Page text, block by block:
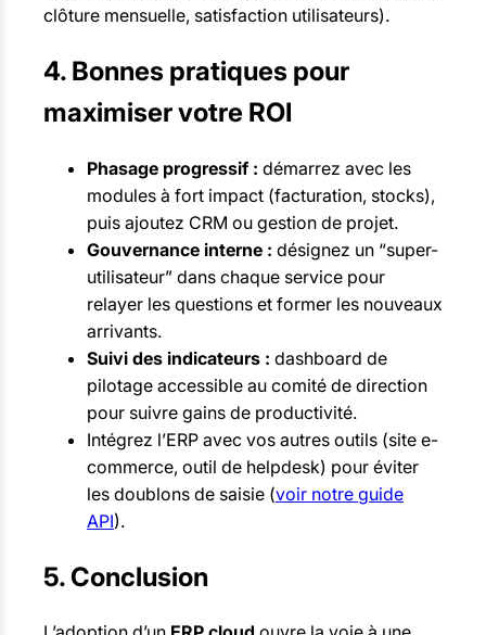
clôture mensuelle, satisfaction utilisateurs).
4. Bonnes pratiques pour
maximiser votre ROI
Phasage progressif : démarrez avec les
modules à fort impact (facturation, stocks),
puis ajoutez CRM ou gestion de projet.
Gouvernance interne : désignez un “super-
utilisateur” dans chaque service pour
relayer les questions et former les nouveaux
arrivants.
Suivi des indicateurs : dashboard de
pilotage accessible au comité de direction
pour suivre gains de productivité.
Intégrez l’ERP avec vos autres outils (site e-
commerce, outil de helpdesk) pour éviter
les doublons de saisie (voir notre guide
API).
5. Conclusion